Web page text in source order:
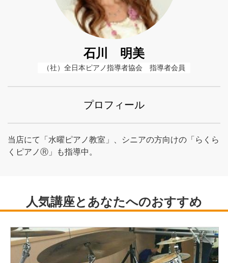
石川 明美
（社）全日本ピアノ指導者協会　指導者会員
プロフィール
当店にて「水曜ピアノ教室」、シニアの方向けの「らくら
くピアノⓇ」も指導中。